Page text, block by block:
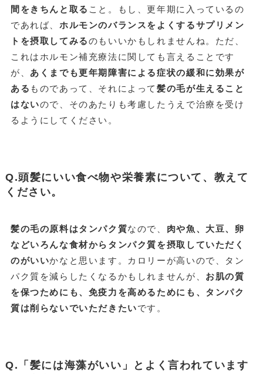
間をきちんと取る こと。もし、更年期に入っているの
であれば、 ホルモンのバランスをよくするサプリメン
トを摂取してみるのもいいかもしれませんね。ただ、
これはホルモン補充療法に関しても言えることです
が、 あくまでも更年期障害による症状の緩和に効果が
ある ものであって、それによって髪の毛が生えること
はないので、そのあたりも考慮したうえで治療を受け
るようにしてください。
Q.頭髪にいい食べ物や栄養素について、教えて
ください。
髪の毛の原料はタンパク質なので、 肉や魚、大豆、卵
などいろんな食材からタンパク質を摂取していただく
のがいいかなと思います。カロリーが高いので、タン
パク質を減らしたくなるかもしれませんが、 お肌の質
を保つためにも、免疫力を高めるためにも、タンパク
質は削らないでいただきたいです。
Q.「髪には海藻がいい」とよく言われています